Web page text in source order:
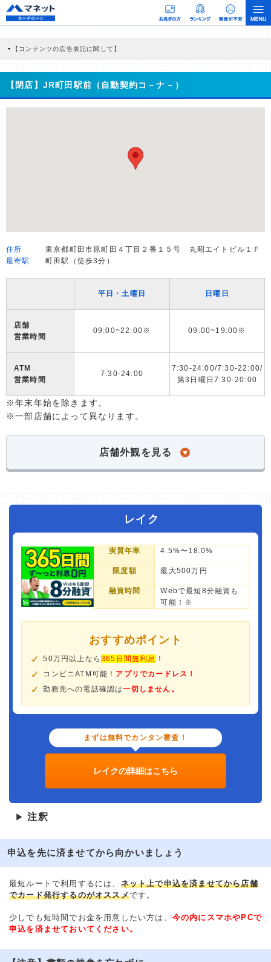
【コンテンツの広告表記に関して】
商品を根拠なくPRするものではなく、当編集部の調査／ユーザーへの口コミ収集な
どに基づき、公平性を担保した情報提供を行っています。
>提携企業一覧
【閉店】JR町田駅前（自動契約コ－ナ－）
住所
東京都町田市原町田４丁目２番１５号 丸昭エイトビル１Ｆ
最寄駅
町田駅（徒歩3分）
平日・土曜日 日曜日
店舗
営業時間
09:00~22:00※ 09:00~19:00※
ATM
営業時間
7:30-24:00
7:30-24:00/7:30-22:00/
第3日曜日7:30-20:00
※年末年始を除きます。
※一部店舗によって異なります。
店舗外観を見る
レイク
実質年率 4.5%〜18.0%
限度額 最大500万円
融資時間
Webで最短8分融資も
可能！※
おすすめポイント
50万円以上なら365日間無利息 ！
コンビニATM可能！ アプリでカードレス！
勤務先への電話確認は一切しません。
まずは無料でカンタン審査！
レイクの詳細はこちら
▶ 注釈
申込を先に済ませてから向かいましょう
最短ルートで利用するには、 ネット上で申込を済ませてから店舗
でカード発行するのがオススメです。
少しでも短時間でお金を用意したい方は、 今の内にスマホやPCで
申込を済ませておいてください。